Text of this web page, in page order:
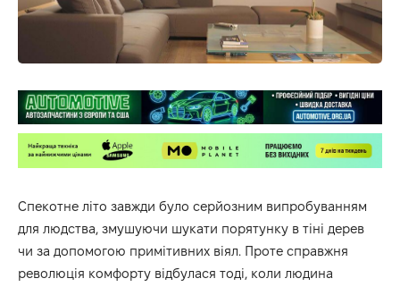
Спекотне літо завжди було серйозним випробуванням
для людства, змушуючи шукати порятунку в тіні дерев
чи за допомогою примітивних віял. Проте справжня
революція комфорту відбулася тоді, коли людина